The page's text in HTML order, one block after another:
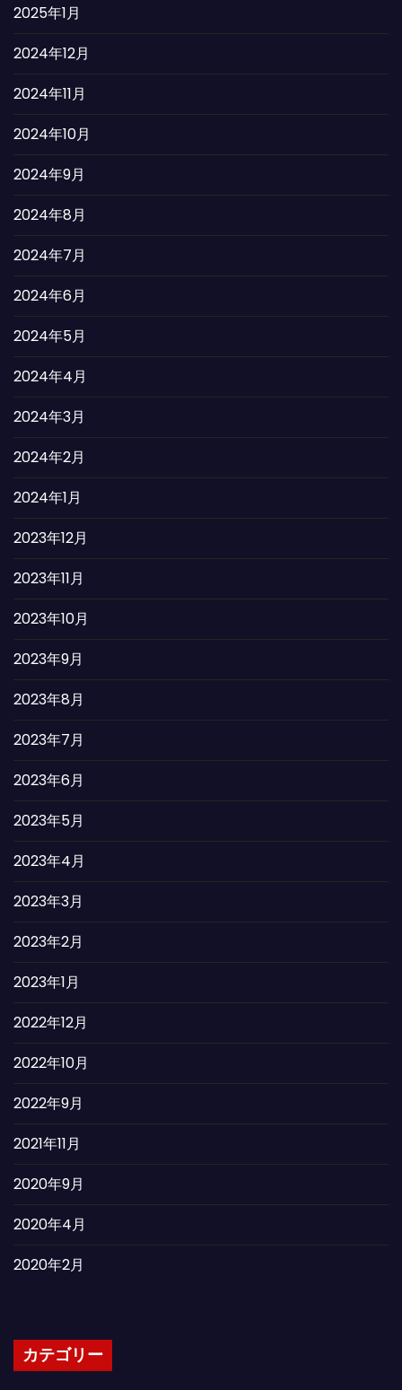
2025年1月
2024年12月
2024年11月
2024年10月
2024年9月
2024年8月
2024年7月
2024年6月
2024年5月
2024年4月
2024年3月
2024年2月
2024年1月
2023年12月
2023年11月
2023年10月
2023年9月
2023年8月
2023年7月
2023年6月
2023年5月
2023年4月
2023年3月
2023年2月
2023年1月
2022年12月
2022年10月
2022年9月
2021年11月
2020年9月
2020年4月
2020年2月
カテゴリー